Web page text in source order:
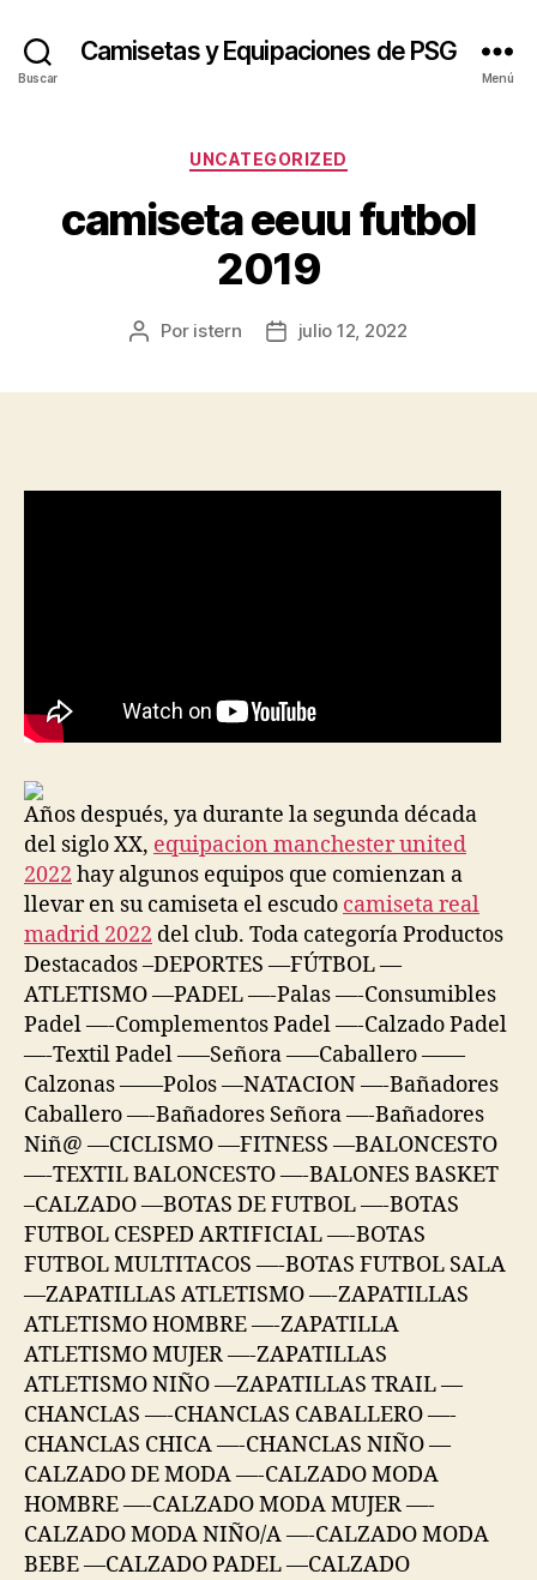
Buscar
Camisetas y Equipaciones de PSG
Menú
Categorías
UNCATEGORIZED
camiseta eeuu futbol
2019
Autor
Por istern
Fechajulio 12, 2022
Años después, ya durante la segunda década
del siglo XX, equipacion manchester united
2022 hay algunos equipos que comienzan a
llevar en su camiseta el escudo camiseta real
madrid 2022 del club. Toda categoría Productos
Destacados –DEPORTES —FÚTBOL —
ATLETISMO —PADEL —-Palas —-Consumibles
Padel —-Complementos Padel —-Calzado Padel
—-Textil Padel —–Señora —–Caballero ——
Calzonas ——Polos —NATACION —-Bañadores
Caballero —-Bañadores Señora —-Bañadores
Niñ@ —CICLISMO —FITNESS —BALONCESTO
—-TEXTIL BALONCESTO —-BALONES BASKET
–CALZADO —BOTAS DE FUTBOL —-BOTAS
FUTBOL CESPED ARTIFICIAL —-BOTAS
FUTBOL MULTITACOS —-BOTAS FUTBOL SALA
—ZAPATILLAS ATLETISMO —-ZAPATILLAS
ATLETISMO HOMBRE —-ZAPATILLA
ATLETISMO MUJER —-ZAPATILLAS
ATLETISMO NIÑO —ZAPATILLAS TRAIL —
CHANCLAS —-CHANCLAS CABALLERO —-
CHANCLAS CHICA —-CHANCLAS NIÑO —
CALZADO DE MODA —-CALZADO MODA
HOMBRE —-CALZADO MODA MUJER —-
CALZADO MODA NIÑO/A —-CALZADO MODA
BEBE —CALZADO PADEL —CALZADO